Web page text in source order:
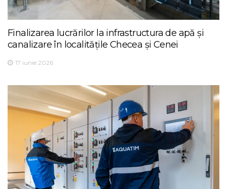
Finalizarea lucrărilor la infrastructura de apă și
canalizare în localitățile Checea și Cenei
17 iunie 2026